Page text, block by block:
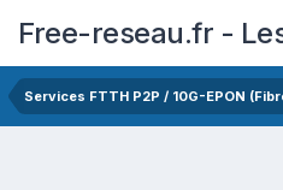
Free-reseau.fr -
Services FTTH P2P / 10G-EPON